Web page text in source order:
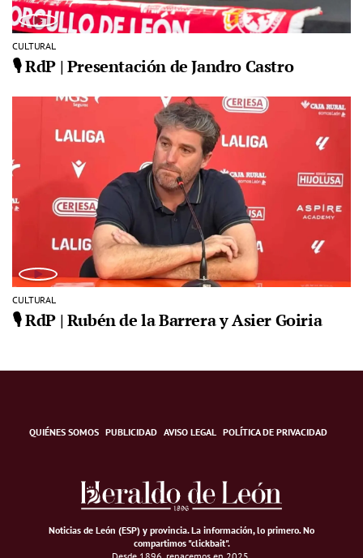
CULTURAL
🎙️ RdP | Presentación de Jandro Castro
CULTURAL
🎙️ RdP | Rubén de la Barrera y Asier Goiria
QUIÉNES SOMOS PUBLICIDAD AVISO LEGAL POLÍTICA DE PRIVACIDAD
Noticias de León (ESP) y provincia. La información, lo primero.No
compartimos "clickbait".